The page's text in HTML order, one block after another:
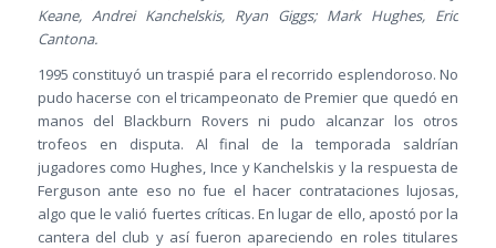
Keane, Andrei Kanchelskis, Ryan Giggs; Mark Hughes, Eric
Cantona.
1995 constituyó un traspié para el recorrido esplendoroso. No
pudo hacerse con el tricampeonato de Premier que quedó en
manos del Blackburn Rovers ni pudo alcanzar los otros
trofeos en disputa. Al final de la temporada saldrían
jugadores como Hughes, Ince y Kanchelskis y la respuesta de
Ferguson ante eso no fue el hacer contrataciones lujosas,
algo que le valió fuertes críticas. En lugar de ello, apostó por la
cantera del club y así fueron apareciendo en roles titulares